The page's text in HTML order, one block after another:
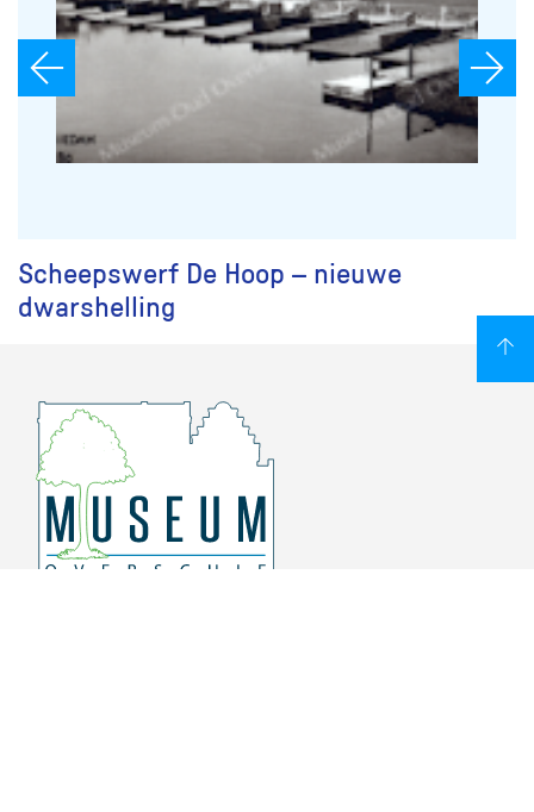
Scheepswerf De Hoop – nieuwe
dwarshelling